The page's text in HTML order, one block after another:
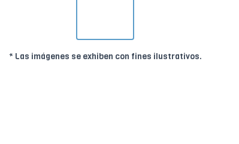
* Las imágenes se exhiben con fines ilustrativos.